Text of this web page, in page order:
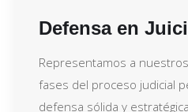
Defensa en
Representamos a
fases del proceso judicial
defensa sólida y